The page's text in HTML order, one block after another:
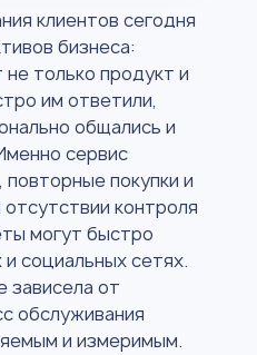
клиентов сегодня
бизнеса:
только продукт и
им ответили,
общались и
сервис
покупки и
контроля
могут быстро
социальных сетях.
зависела от
обслуживания
и измеримым.